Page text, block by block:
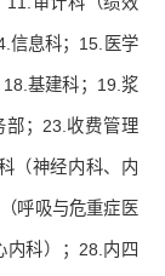
信息科；15.医学
基建科；19.浆
部；23.收费管理
（神经内科、内
呼吸与危重症医
内科）；28.内四